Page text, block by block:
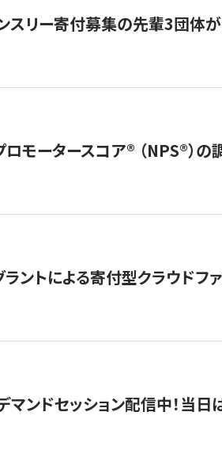
スリー寄付募集の先輩3団体
モータースコア®︎ （NPS®︎）
ントによる寄付型クラウドフ
ンドセッション配信中！当日